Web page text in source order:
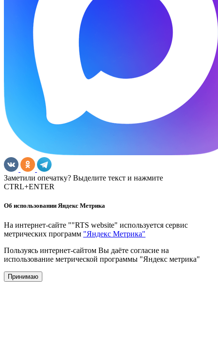
Заметили опечатку? Выделите текст и нажмите
CTRL+ENTER
Об использовании Яндекс Метрика
На интернет-сайте ""RTS website" используется сервис
метрических программ "Яндекс Метрика"
Пользуясь интернет-сайтом Вы даёте согласие на
использование метрической программы "Яндекс метрика"
Принимаю